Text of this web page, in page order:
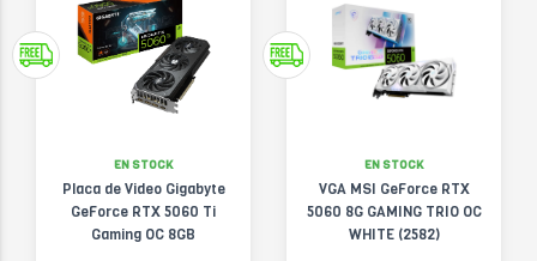
EN STOCK
Placa de Video Gigabyte
GeForce RTX 5060 Ti
Gaming OC 8GB
EN STOCK
VGA MSI GeForce RTX
5060 8G GAMING TRIO OC
WHITE (2582)